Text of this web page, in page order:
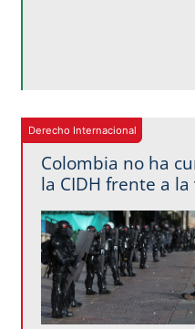
Derecho Internacional
Colombia no ha
la CIDH frente a